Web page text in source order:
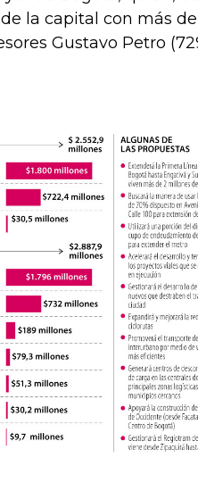
la capital con más de
Gustavo Petro